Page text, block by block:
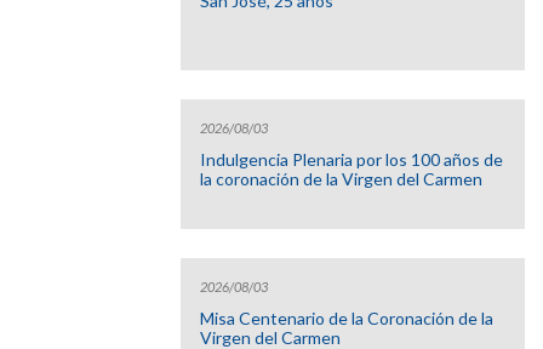
2026/08/03
Indulgencia Plenaria por los 100 años de
la coronación de la Virgen del Carmen
2026/08/03
Misa Centenario de la Coronación de la
Virgen del Carmen